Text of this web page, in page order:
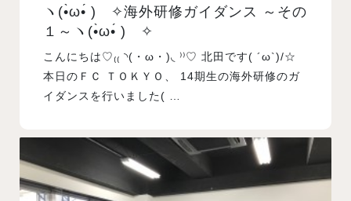
ヽ(•̀ω•́ )ゝ✧海外研修ガイダンス ～その
１～ヽ(•̀ω•́ )ゝ✧
こんにちは♡₍₍ ◝(・ω・)◟ ⁾⁾♡ 北田です( ´ω`)/☆
本日のＦＣ ＴＯＫＹＯ、 14期生の海外研修のガ
イダンスを行いました( …